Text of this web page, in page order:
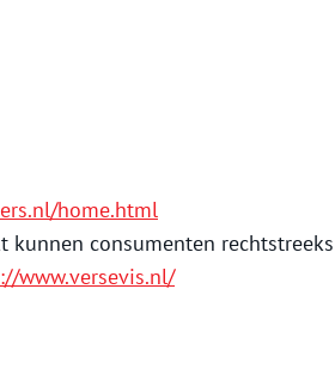
home.html
kunnen consumenten rechtstreeks
www.versevis.nl/